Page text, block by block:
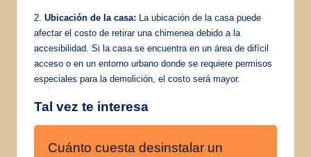
2. Ubicación de la casa: La ubicación de la casa puede
afectar el costo de retirar una chimenea debido a la
accesibilidad. Si la casa se encuentra en un área de difícil
acceso o en un entorno urbano donde se requiere permisos
especiales para la demolición, el costo será mayor.
Tal vez te interesa
Cuánto cuesta desinstalar un